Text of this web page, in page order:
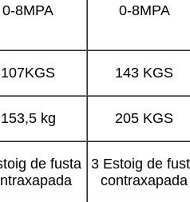
0-8MPA 0-8MPA
107KGS 143 KGS
153,5 kg 205 KGS
de fusta
3 Estoig de
contraxapada